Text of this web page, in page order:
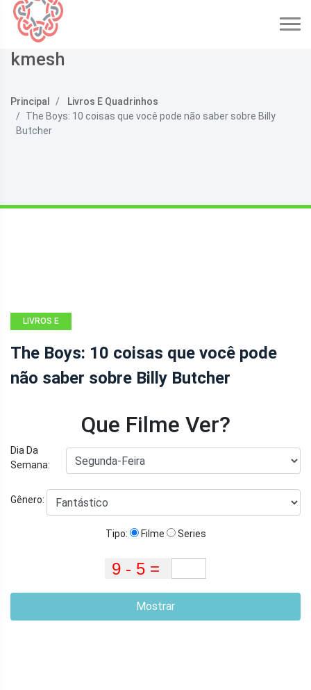
kmesh
Principal
Livros E Quadrinhos
The Boys: 10 coisas que você pode não saber sobre Billy
Butcher
LIVROS E
The Boys: 10 coisas que você pode
não saber sobre Billy Butcher
Que Filme Ver?
Dia Da
Semana:
Gênero:
Tipo: Filme Series
Mostrar